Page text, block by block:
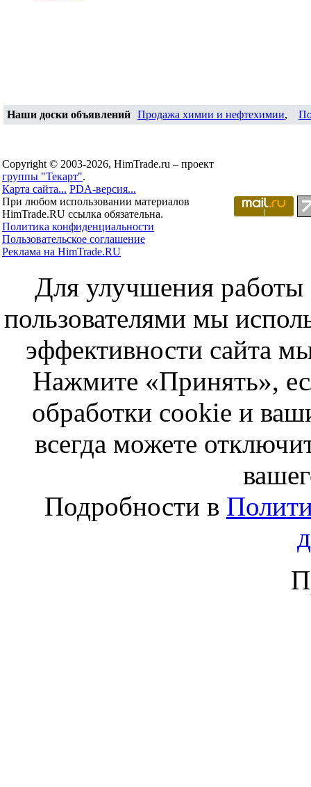
Наши доски объявлений Продажа химии и нефтехимии,
Copyright © 2003-2026, HimTrade.ru – проект
группы "Текарт".
Карта сайта... PDA-версия...
При любом использовании материалов
HimTrade.RU ссылка обязательна.
Политика конфиденциальности
Пользовательское соглашение
Реклама на HimTrade.RU
Для улучшения работы
пользователями мы
эффективности сайта
Нажмите «Принять»,
обработки cookie и
всегда можете
Подробности в